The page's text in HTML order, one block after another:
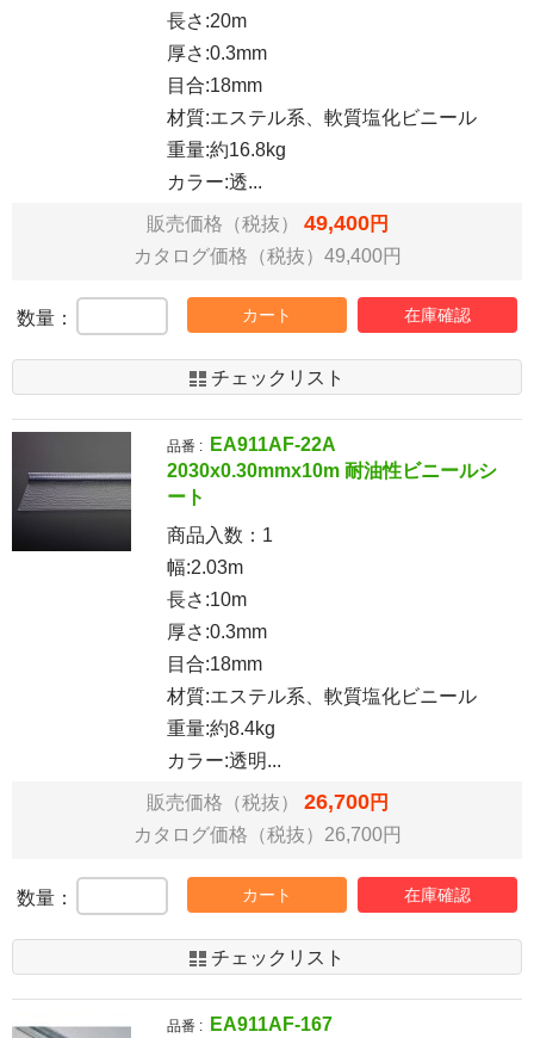
長さ:20m
厚さ:0.3mm
目合:18mm
材質:エステル系、軟質塩化ビニール
重量:約16.8kg
カラー:透...
販売価格（税抜） 49,400円
カタログ価格（税抜）49,400円
数量： カート 在庫確認
チェックリスト
品番 :
EA911AF-22A
2030x0.30mmx10m 耐油性ビニールシ
ート
商品入数： 1
幅:2.03m
長さ:10m
厚さ:0.3mm
目合:18mm
材質:エステル系、軟質塩化ビニール
重量:約8.4kg
カラー:透明...
販売価格（税抜） 26,700円
カタログ価格（税抜）26,700円
数量： カート 在庫確認
チェックリスト
品番 :
EA911AF-167